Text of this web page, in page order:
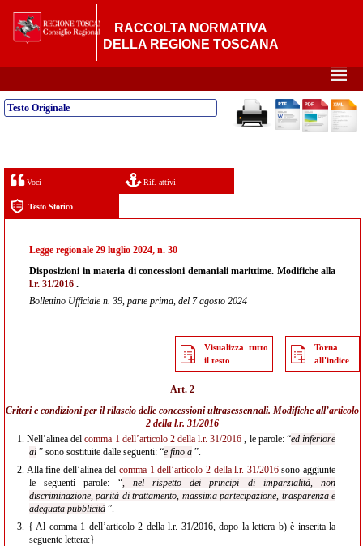
RACCOLTA NORMATIVA
DELLA REGIONE TOSCANA
²
Testo Originale
Voci Rif. attivi
Testo Storico
Legge regionale 29 luglio 2024, n. 30
Disposizioni in materia di concessioni demaniali marittime. Modifiche alla
l.r. 31/2016 .
Bollettino Ufficiale n. 39, parte prima, del 7 agosto 2024
Visualizza tutto
il testo
Torna
all'indice
Art. 2
Criteri e condizioni per il rilascio delle concessioni ultrasessennali. Modifiche all’articolo
2 della l.r. 31/2016
1. Nell’alinea delcomma 1 dell’articolo 2 della l.r. 31/2016 , le parole: “ed inferiore
ai ” sono sostituite dalle seguenti: “e fino a ”.
2. Alla fine dell’alinea delcomma 1 dell’articolo 2 della l.r. 31/2016sono aggiunte
le seguenti parole: “, nel rispetto dei principi di imparzialità, non
discriminazione, parità di trattamento, massima partecipazione, trasparenza e
adeguata pubblicità ”.
3. { Al comma 1 dell’articolo 2 della l.r. 31/2016, dopo la lettera b) è inserita la
seguente lettera:}